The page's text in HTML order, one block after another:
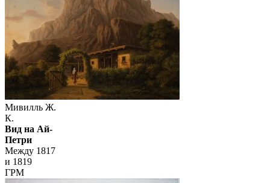
Мивилль Ж.
К.
Вид на Ай-
Петри
Между 1817
и 1819
ГРМ